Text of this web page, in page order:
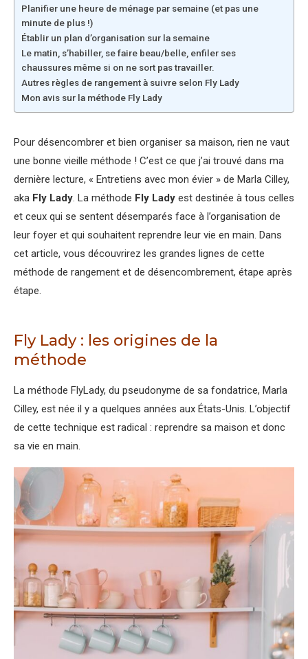
Planifier une heure de ménage par semaine (et pas une
minute de plus !)
Établir un plan d’organisation sur la semaine
Le matin, s’habiller, se faire beau/belle, enfiler ses
chaussures même si on ne sort pas travailler.
Autres règles de rangement à suivre selon Fly Lady
Mon avis sur la méthode Fly Lady
Pour désencombrer et bien organiser sa maison, rien ne vaut
une bonne vieille méthode ! C’est ce que j’ai trouvé dans ma
dernière lecture, « Entretiens avec mon évier » de Marla Cilley,
aka Fly Lady. La méthode Fly Lady est destinée à tous celles
et ceux qui se sentent désemparés face à l’organisation de
leur foyer et qui souhaitent reprendre leur vie en main. Dans
cet article, vous découvrirez les grandes lignes de cette
méthode de rangement et de désencombrement, étape après
étape.
Fly Lady : les origines de la
méthode
La méthode FlyLady, du pseudonyme de sa fondatrice, Marla
Cilley, est née il y a quelques années aux États-Unis. L’objectif
de cette technique est radical : reprendre sa maison et donc
sa vie en main.